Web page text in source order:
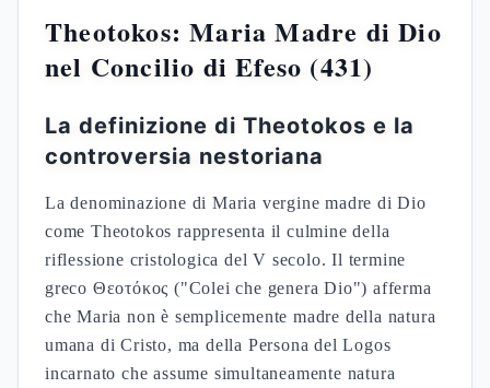
"Maria di Cleopa" e altre figure femminili presenti
al Calvario, senza menzione di "Maria madre di
Giacomo", suggerisce che i fratelli menzionati nei
sinottici non sono figli biologici di Maria madre di
Gesu. Il Vangelo preserva così l'integrità della
maternità divina attraverso la specificità delle
denominazioni.
La tradizione patristica sviluppa tre interpretazioni
principali: fratelli consanguinei, cugini, o figli di
Giuseppe da matrimonio precedente. La
denominazione Aeiparthenos ("Sempre Vergine")
rappresenta il consenso conciliare, fondato sulla